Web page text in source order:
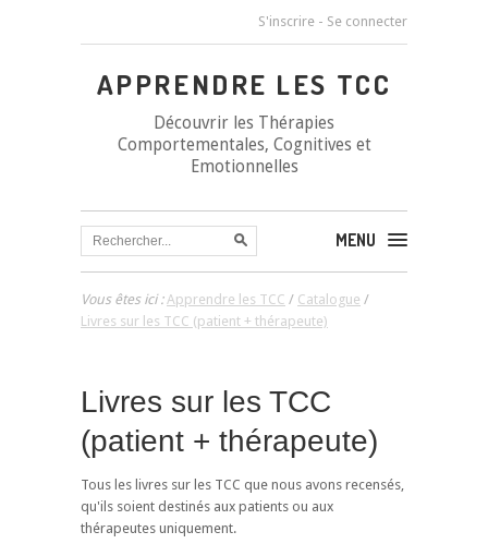
S'inscrire - Se connecter
APPRENDRE LES TCC
Découvrir les Thérapies
Comportementales, Cognitives et
Emotionnelles
MENU
Vous êtes ici :Apprendre les TCC / Catalogue /
Livres sur les TCC (patient + thérapeute)
Livres sur les TCC
(patient + thérapeute)
Tous les livres sur les TCC que nous avons recensés,
qu'ils soient destinés aux patients ou aux
thérapeutes uniquement.